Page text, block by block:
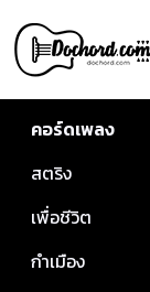
คอร์ดเพลง
สตริง
เพื่อชีวิต
กำเมือง